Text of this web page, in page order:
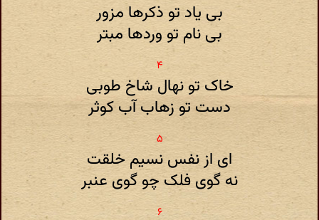
بی یاد تو ذکرها مزور
بی نام تو وردها مبتر
خاک تو نهال شاخ طوبی
دست تو زهاب آب کوثر
ای از نفس نسیم خلقت
نه گوی فلک چو گوی عنبر